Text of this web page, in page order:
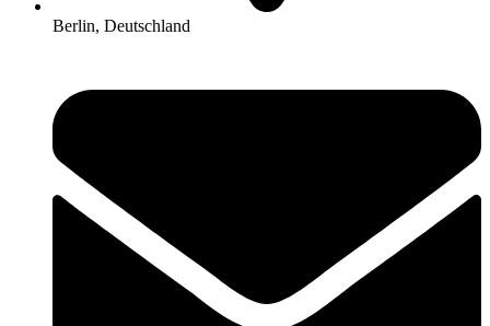
Berlin, Deutschland